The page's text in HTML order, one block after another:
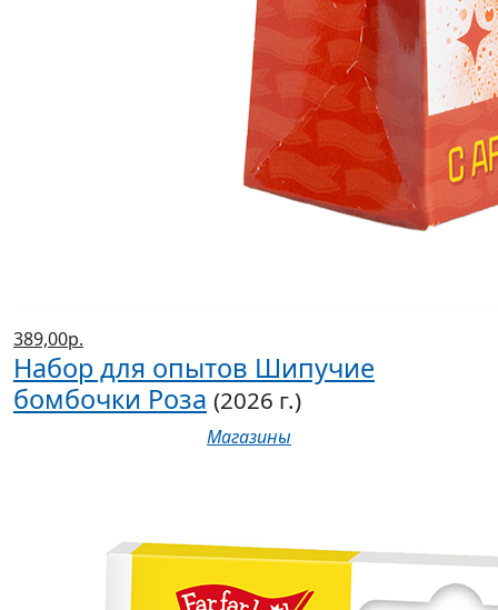
389,00р.
Набор для опытов Шипучие
бомбочки Роза (2026 г.)
Магазины